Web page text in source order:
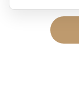
Период
Начало:
Время до